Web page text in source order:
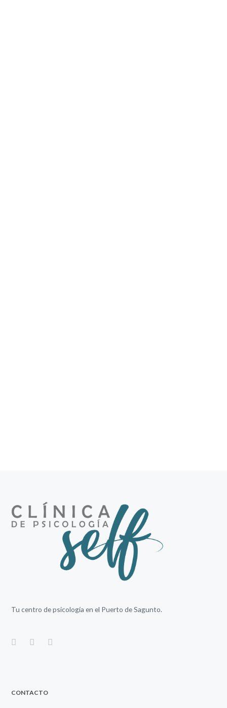
Tu centro de psicología en el Puerto de Sagunto.
CONTACTO